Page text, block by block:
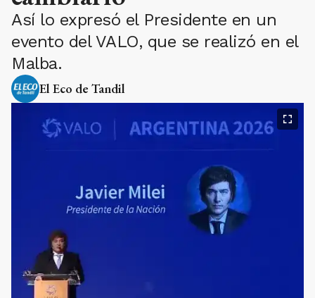
Así lo expresó el Presidente en un
evento del VALO, que se realizó en el
Malba.
El Eco de Tandil